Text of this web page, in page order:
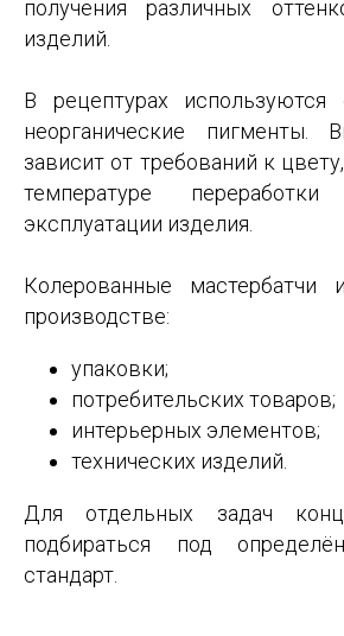
получения различных
изделий.
В рецептурах используются
неорганические пигменты.
зависит от требований к
температуре
эксплуатации изделия.
Колерованные мастербатчи
производстве:
упаковки;
потребительских товаров;
интерьерных элементов;
технических изделий.
Для отдельных задач
подбираться под
стандарт.